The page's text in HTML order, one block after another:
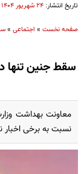
تاریخ انتشار: ۲۴ شهريور ۱۴۰۴ - ۱۵:۲۴
صفحه نخست » اجتماعی »
سقط جنین تنها
معاونت بهداشت
نسبت به برخی